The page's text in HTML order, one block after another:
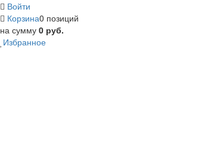
Войти
Корзина0 позиций
на сумму 0 руб.
Избранное